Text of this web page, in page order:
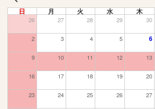
日 月 火 水 木
26 27 28 29 30
2 3 4 5 6
9 10 11 12 13
16 17 18 19 20
23 24 25 26 27